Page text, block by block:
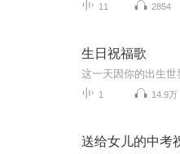
11 2854
生日祝福歌
1 14.9万
送给女儿的中考